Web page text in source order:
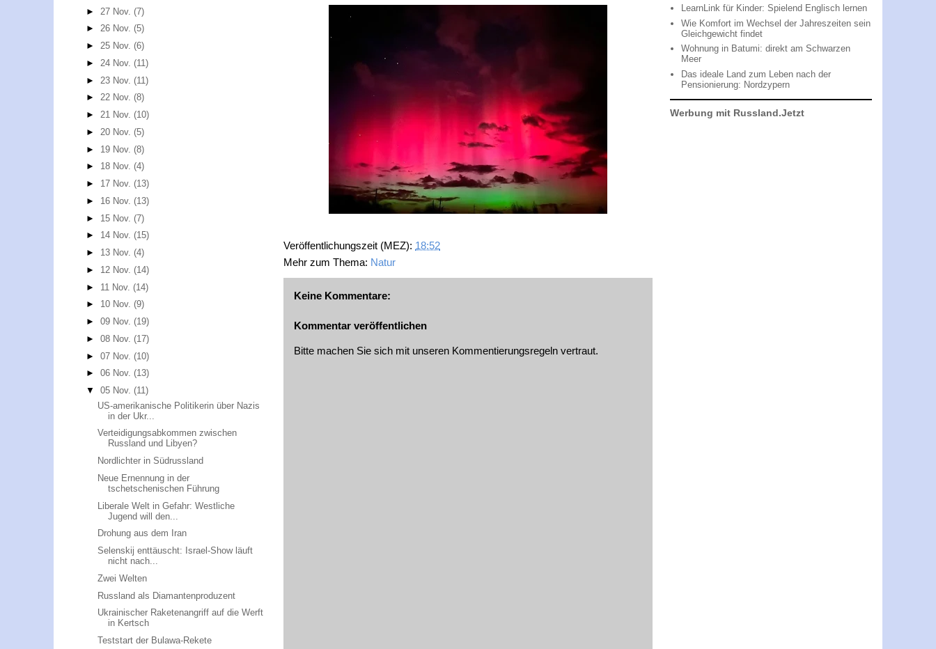
Veröffentlichungszeit (MEZ): 18:52
Mehr zum Thema: Natur
Keine Kommentare:
Kommentar veröffentlichen
Bitte machen Sie sich mit unseren Kommentierungsregeln vertraut.
► 27 Nov.(7)
►26 Nov.(5)
►25 Nov.(6)
► 24 Nov.(11)
► 23 Nov.(11)
►22 Nov.(8)
►21 Nov.(10)
► 20 Nov.(5)
► 19 Nov.(8)
► 18 Nov.(4)
► 17 Nov.(13)
► 16 Nov.(13)
► 15 Nov.(7)
► 14 Nov.(15)
► 13 Nov.(4)
► 12 Nov.(14)
► 11 Nov.(14)
► 10 Nov.(9)
►09 Nov.(19)
►08 Nov.(17)
►07 Nov.(10)
►06 Nov.(13)
▼05 Nov.(11)
US-amerikanische Politikerin über Nazis
in der Ukr...
Verteidigungsabkommen zwischen
Russland und Libyen?
Nordlichter in Südrussland
Neue Ernennung in der
tschetschenischen Führung
Liberale Welt in Gefahr: Westliche
Jugend will den...
Drohung aus dem Iran
Selenskij enttäuscht: Israel-Show läuft
nicht nach...
Zwei Welten
Russland als Diamantenproduzent
Ukrainischer Raketenangriff auf die Werft
in Kertsch
Teststart der Bulawa-Rekete
LearnLink für Kinder: Spielend Englisch lernen
Wie Komfort im Wechsel der Jahreszeiten sein
Gleichgewicht findet
Wohnung in Batumi: direkt am Schwarzen
Meer
Das ideale Land zum Leben nach der
Pensionierung: Nordzypern
Werbung mit Russland.Jetzt